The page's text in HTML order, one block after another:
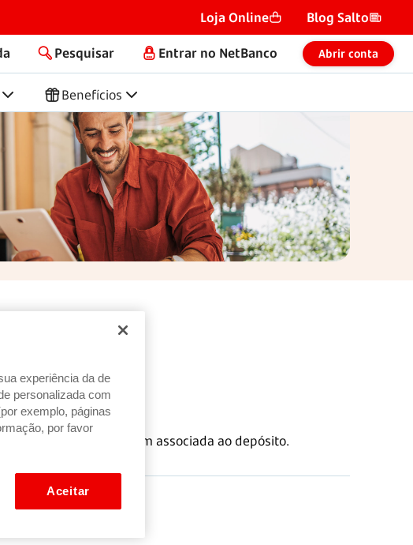
Loja Online Blog Salto
Pesquisar Entrar no NetBanco Abrir conta
Benefícios
para a conta à ordem associada ao depósito.
experiência da de
personalizada com
exemplo, páginas
por favor
Aceitar